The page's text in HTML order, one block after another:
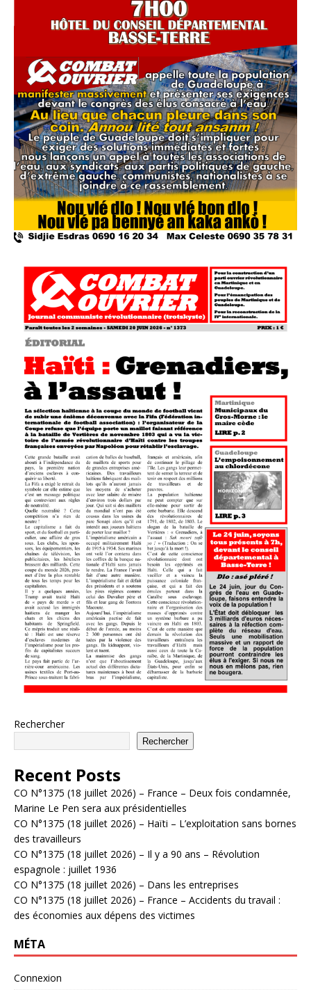
Rechercher
Rechercher
Recent Posts
CO N°1375 (18 juillet 2026) – France – Deux fois condamnée,
Marine Le Pen sera aux présidentielles
CO N°1375 (18 juillet 2026) – Haïti – L’exploitation sans bornes
des travailleurs
CO N°1375 (18 juillet 2026) – Il y a 90 ans – Révolution
espagnole : juillet 1936
CO N°1375 (18 juillet 2026) – Dans les entreprises
CO N°1375 (18 juillet 2026) – France – Accidents du travail :
des économies aux dépens des victimes
MÉTA
Connexion